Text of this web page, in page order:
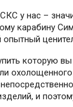
у нас –
карабину
которую
и